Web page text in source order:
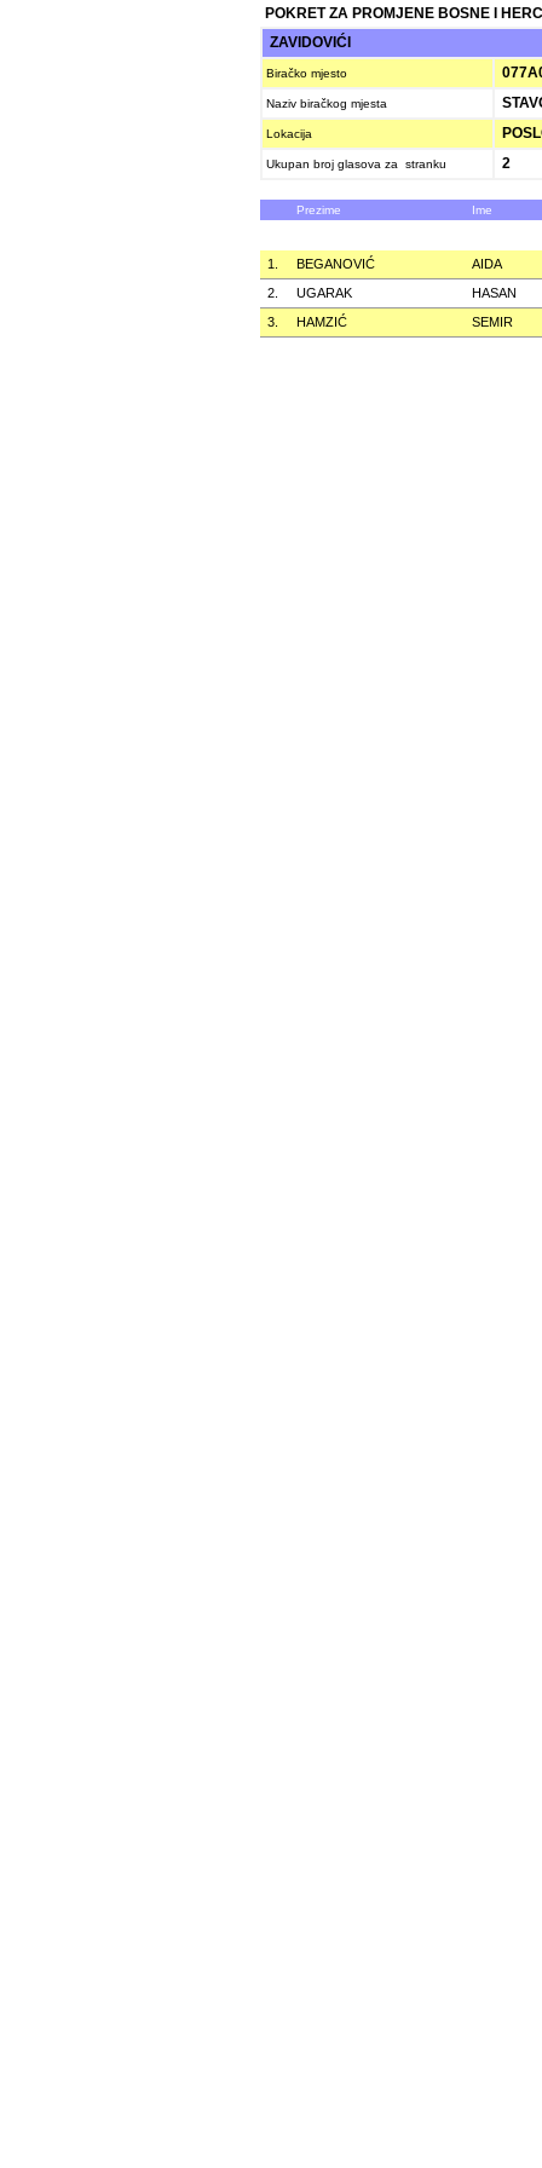
POKRET ZA PROMJENE BOSNE I
ZAVIDOVIĆI
Biračko mjesto
Naziv biračkog mjesta
Lokacija
Ukupan broj glasova za stranku 2
Prezime Ime
1. BEGANOVIĆ
AIDA
2.
UGARAK
HASAN
3.
HAMZIĆ SEMIR